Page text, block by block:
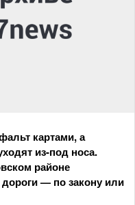
картами, а
из-под носа.
районе
дороги — по закону или